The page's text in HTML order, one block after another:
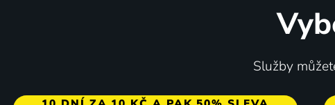
Muž, který zalévá stromy Jak se staví
Služby